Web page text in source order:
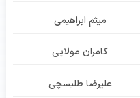
میثم ابراهیمی
کامران مولایی
علیرضا طلیسچی